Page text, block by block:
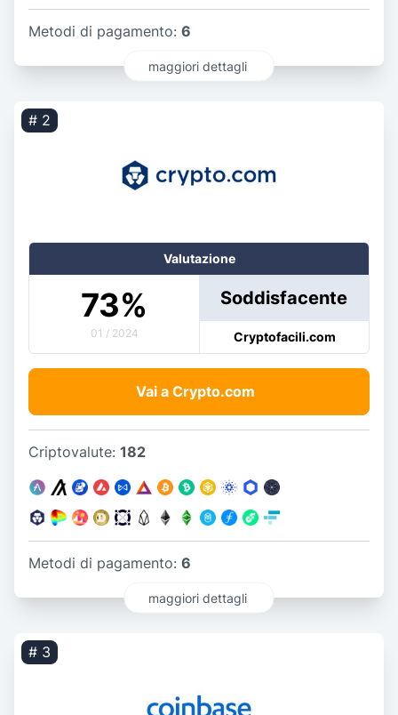
Metodi di pagamento: 6
maggiori dettagli
# 2
Valutazione
73%
01 / 2024
Soddisfacente
Cryptofacili.com
Vai a Crypto.com
Criptovalute: 182
Metodi di pagamento: 6
maggiori dettagli
# 3